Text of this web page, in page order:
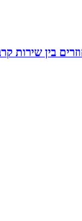
בין שירות